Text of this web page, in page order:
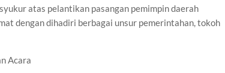
atas pelantikan pasangan pemimpin daerah
dengan dihadiri berbagai unsur pemerintahan, tokoh
Acara